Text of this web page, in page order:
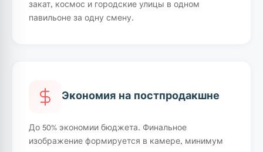
закат, космос и городские улицы в одном
павильоне за одну смену.
Экономия на постпродакшне
До 50% экономии бюджета. Финальное
изображение формируется в камере, минимум